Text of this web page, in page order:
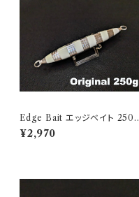
Edge Bait エッジベイト 250g
Zebra Glow
¥2,970